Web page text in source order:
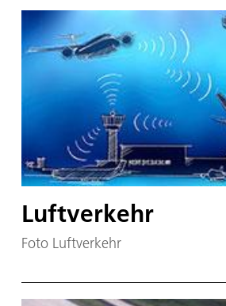
Luftverkehr
Foto Luftverkehr